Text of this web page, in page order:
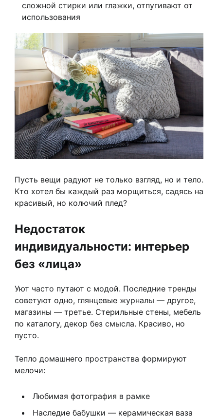
сложной стирки или глажки, отпугивают от
использования
Пусть вещи радуют не только взгляд, но и тело.
Кто хотел бы каждый раз морщиться, садясь на
красивый, но колючий плед?
Недостаток
индивидуальности: интерьер
без «лица»
Уют часто путают с модой. Последние тренды
советуют одно, глянцевые журналы — другое,
магазины — третье. Стерильные стены, мебель
по каталогу, декор без смысла. Красиво, но
пусто.
Тепло домашнего пространства формируют
мелочи:
Любимая фотография в рамке
Наследие бабушки — керамическая ваза